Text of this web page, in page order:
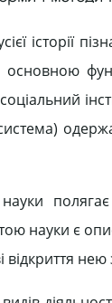
історії
основною
науки є
відкриття